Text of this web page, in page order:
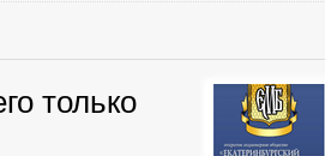
только